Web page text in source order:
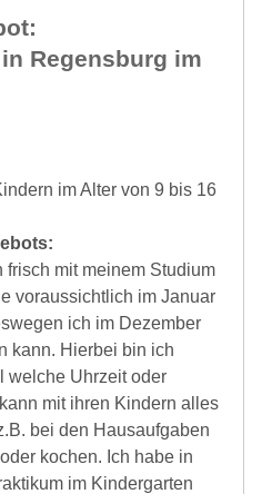
Regensburg im
im Alter von 9 bis 16
mit meinem Studium
voraussichtlich im Januar
ich im Dezember
kann. Hierbei bin ich
welche Uhrzeit oder
mit ihren Kindern alles
bei den Hausaufgaben
kochen. Ich habe in
im Kindergarten